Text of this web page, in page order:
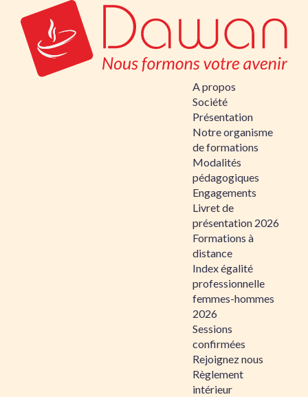
A propos
Société
Présentation
Notre organisme
de formations
Modalités
pédagogiques
Engagements
Livret de
présentation 2026
Formations à
distance
Index égalité
professionnelle
femmes-hommes
2026
Sessions
confirmées
Rejoignez nous
Règlement
intérieur